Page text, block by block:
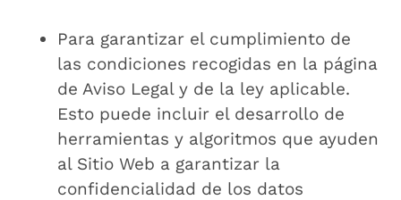
Para garantizar el cumplimiento de
las condiciones recogidas en la página
de Aviso Legal y de la ley aplicable.
Esto puede incluir el desarrollo de
herramientas y algoritmos que ayuden
al Sitio Web a garantizar la
confidencialidad de los datos